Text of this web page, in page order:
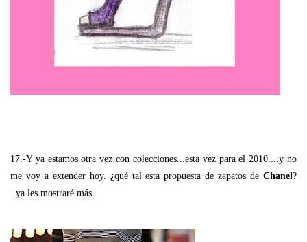
17.-Y ya estamos otra vez con colecciones...esta vez para el 2010....y no
me voy a extender hoy. ¿qué tal esta propuesta de zapatos de Chanel ?
..ya les mostraré más.